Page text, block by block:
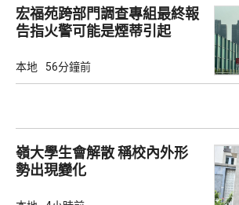
宏福苑跨部門調查專組最終報
告指火警可能是煙蒂引起
本地 56分鐘前
嶺大學生會解散 稱校內外形
勢出現變化